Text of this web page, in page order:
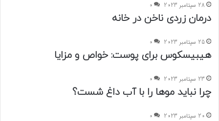
28 سپتامبر 2023 0
درمان زردی ناخن در خانه
25 سپتامبر 2023 0
هیبیسکوس برای پوست: خواص و مزایا
23 سپتامبر 2023 0
چرا نباید موها را با آب داغ شست؟
20 سپتامبر 2023 0